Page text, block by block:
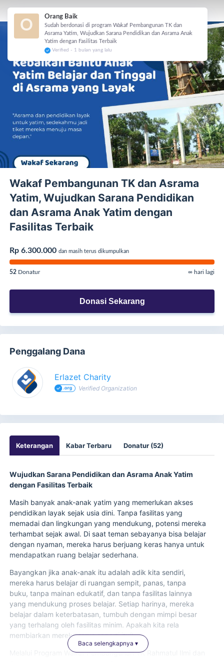
O
Orang Baik
Sudah berdonasi di program Wakaf Pembangunan TK dan
Asrama Yatim, Wujudkan Sarana Pendidikan dan Asrama Anak
Yatim dengan Fasilitas Terbaik
Verified - 1 bulan yang lalu
Wakaf Pembangunan TK dan Asrama
Yatim, Wujudkan Sarana Pendidikan
dan Asrama Anak Yatim dengan
Fasilitas Terbaik
Rp 6.300.000 dan masih terus dikumpulkan
52 Donatur ∞ hari lagi
Donasi Sekarang
Penggalang Dana
Erlazet Charity
Verified Organization
Keterangan Kabar Terbaru Donatur (52)
Wujudkan Sarana Pendidikan dan Asrama Anak Yatim
dengan Fasilitas Terbaik
Masih banyak anak-anak yatim yang memerlukan akses
pendidikan layak sejak usia dini. Tanpa fasilitas yang
memadai dan lingkungan yang mendukung, potensi mereka
terhambat sejak awal. Di saat teman sebayanya bisa belajar
dengan nyaman, mereka harus berjuang keras hanya untuk
mendapatkan ruang belajar sederhana.
Bayangkan jika anak-anak itu adalah adik kita sendiri,
mereka harus belajar di ruangan sempit, panas, tanpa
buku, tanpa mainan edukatif, dan tanpa fasilitas lainnya
yang mendukung proses belajar. Setiap harinya, mereka
belajar dalam keterbatasan, tumbuh dengan mimpi besar
yang terhalang oleh fasilitas minim. Apakah kita rela
membiarkan mereka terus seperti itu?
Melalui Program Wakaf Pembangunan TK Rahmatul Ilmi dan
Baca selengkapnya ▾